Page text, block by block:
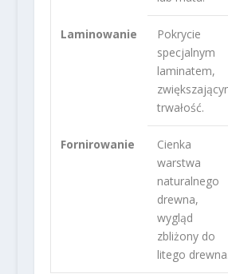
Laminowanie
Pokrycie
specjalnym
laminatem,
trwałość.
Fornirowanie
Cienka
warstwa
naturalnego
drewna,
wygląd
zbliżony do
litego drewna.